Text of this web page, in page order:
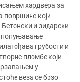
хардвера за
површине који
и зидарски
попуњавање
грубости и
пломбе који
у
веза се брзо